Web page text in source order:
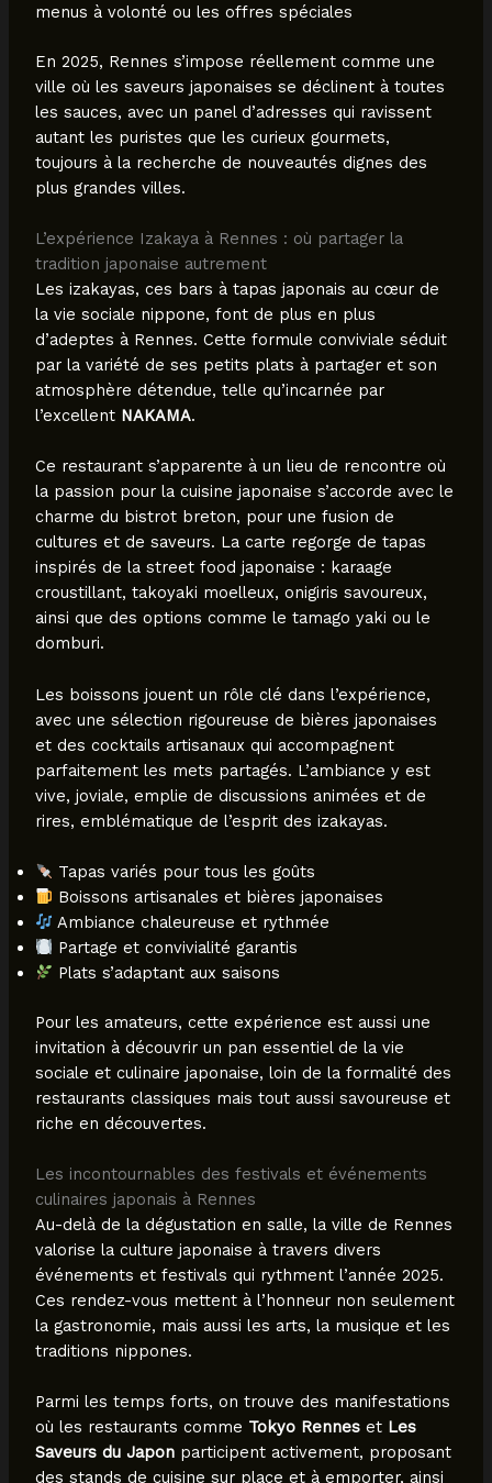
menus à volonté ou les offres spéciales
En 2025, Rennes s’impose réellement comme une
ville où les saveurs japonaises se déclinent à toutes
les sauces, avec un panel d’adresses qui ravissent
autant les puristes que les curieux gourmets,
toujours à la recherche de nouveautés dignes des
plus grandes villes.
L’expérience Izakaya à Rennes : où partager la
tradition japonaise autrement
Les izakayas, ces bars à tapas japonais au cœur de
la vie sociale nippone, font de plus en plus
d’adeptes à Rennes. Cette formule conviviale séduit
par la variété de ses petits plats à partager et son
atmosphère détendue, telle qu’incarnée par
l’excellent NAKAMA.
Ce restaurant s’apparente à un lieu de rencontre où
la passion pour la cuisine japonaise s’accorde avec le
charme du bistrot breton, pour une fusion de
cultures et de saveurs. La carte regorge de tapas
inspirés de la street food japonaise : karaage
croustillant, takoyaki moelleux, onigiris savoureux,
ainsi que des options comme le tamago yaki ou le
domburi.
Les boissons jouent un rôle clé dans l’expérience,
avec une sélection rigoureuse de bières japonaises
et des cocktails artisanaux qui accompagnent
parfaitement les mets partagés. L’ambiance y est
vive, joviale, emplie de discussions animées et de
rires, emblématique de l’esprit des izakayas.
Tapas variés pour tous les goûts
Boissons artisanales et bières japonaises
Ambiance chaleureuse et rythmée
Partage et convivialité garantis
Plats s’adaptant aux saisons
Pour les amateurs, cette expérience est aussi une
invitation à découvrir un pan essentiel de la vie
sociale et culinaire japonaise, loin de la formalité des
restaurants classiques mais tout aussi savoureuse et
riche en découvertes.
Les incontournables des festivals et événements
culinaires japonais à Rennes
Au-delà de la dégustation en salle, la ville de Rennes
valorise la culture japonaise à travers divers
événements et festivals qui rythment l’année 2025.
Ces rendez-vous mettent à l’honneur non seulement
la gastronomie, mais aussi les arts, la musique et les
traditions nippones.
Parmi les temps forts, on trouve des manifestations
où les restaurants comme Tokyo Renneset Les
Saveurs du Japonparticipent activement, proposant
des stands de cuisine sur place et à emporter, ainsi